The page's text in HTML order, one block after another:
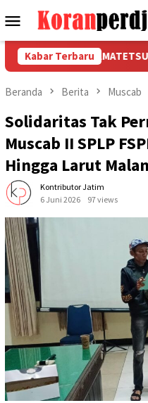
ke
Menu
Mobile
Kabar Terbaru
PT HAMATETSU:
Beranda Berita Muscab
Solidaritas Tak
Muscab II SPLP
Hingga Larut
Kontributor Jatim
6 Juni 2026
97 views